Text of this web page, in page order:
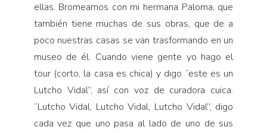
ellas. Bromeamos con mi hermana Paloma, que
también tiene muchas de sus obras, que de a
poco nuestras casas se van trasformando en un
museo de él. Cuando viene gente yo hago el
tour (corto, la casa es chica) y digo “este es un
Lutcho Vidal”, así con voz de curadora cuica.
“Lutcho Vidal, Lutcho Vidal, Lutcho Vidal”, digo
cada vez que uno pasa al lado de uno de sus